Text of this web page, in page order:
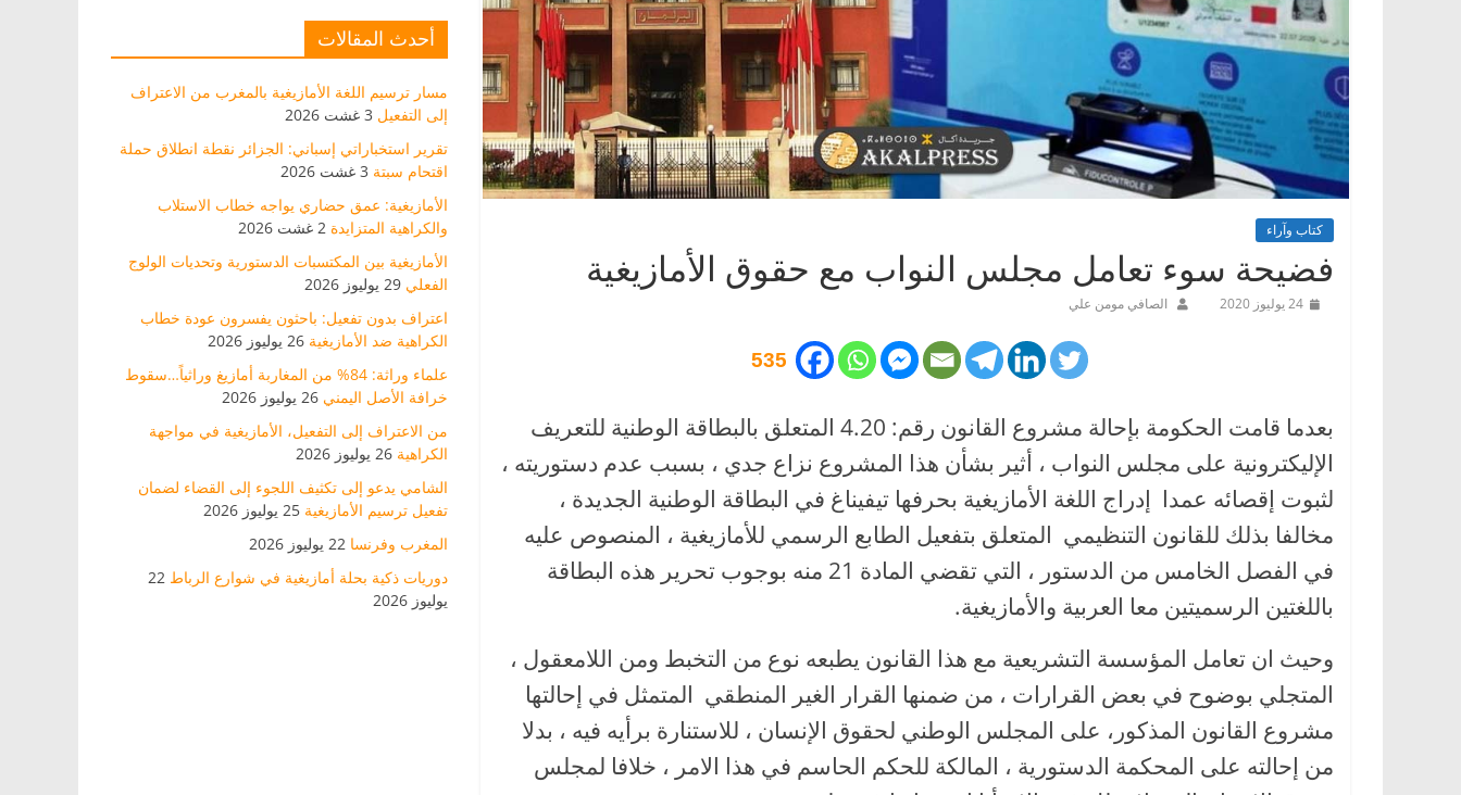
كتاب وآراء
فضيحة سوء تعامل مجلس النواب مع حقوق الأمازيغية
24 يوليوز 2020 الصافي مومن علي
535
بعدما قامت الحكومة بإحالة مشروع القانون رقم: 4.20 المتعلق بالبطاقة الوطنية للتعريف
الإليكترونية على مجلس النواب ، أثير بشأن هذا المشروع نزاع جدي ، بسبب عدم دستوريته ،
لثبوت إقصائه عمدا إدراج اللغة الأمازيغية بحرفها تيفيناغ في البطاقة الوطنية الجديدة ،
مخالفا بذلك للقانون التنظيمي المتعلق بتفعيل الطابع الرسمي للأمازيغية ، المنصوص عليه
في الفصل الخامس من الدستور ، التي تقضي المادة 21 منه بوجوب تحرير هذه البطاقة
باللغتين الرسميتين معا العربية والأمازيغية.
وحيث ان تعامل المؤسسة التشريعية مع هذا القانون يطبعه نوع من التخبط ومن اللامعقول ،
المتجلي بوضوح في بعض القرارات ، من ضمنها القرار الغير المنطقي المتمثل في إحالتها
مشروع القانون المذكور، على المجلس الوطني لحقوق الإنسان ، للاستنارة برأيه فيه ، بدلا
من إحالته على المحكمة الدستورية ، المالكة للحكم الحاسم في هذا الامر ، خلافا لمجلس
أحدث المقالات
مسار ترسيم اللغة الأمازيغية بالمغرب من الاعتراف
إلى التفعيل 3 غشت 2026
تقرير استخباراتي إسباني: الجزائر نقطة انطلاق حملة
اقتحام سبتة 3 غشت 2026
الأمازيغية: عمق حضاري يواجه خطاب الاستلاب
والكراهية المتزايدة 2 غشت 2026
الأمازيغية بين المكتسبات الدستورية وتحديات الولوج
الفعلي 29 يوليوز 2026
اعتراف بدون تفعيل: باحثون يفسرون عودة خطاب
الكراهية ضد الأمازيغية 26 يوليوز 2026
علماء وراثة: 84% من المغاربة أمازيغ وراثياً…سقوط
خرافة الأصل اليمني 26 يوليوز 2026
من الاعتراف إلى التفعيل، الأمازيغية في مواجهة
الكراهية 26 يوليوز 2026
الشامي يدعو إلى تكثيف اللجوء إلى القضاء لضمان
تفعيل ترسيم الأمازيغية 25 يوليوز 2026
المغرب وفرنسا 22 يوليوز 2026
دوريات ذكية بحلة أمازيغية في شوارع الرباط 22
يوليوز 2026